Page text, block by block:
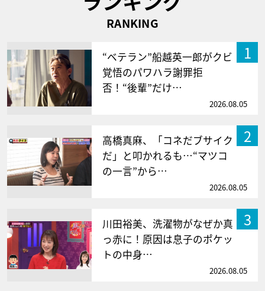
RANKING
1
“ベテラン”船越英一郎がクビ
覚悟のパワハラ謝罪拒
否！“後輩”だけ…
2026.08.05
2
高橋真麻、「コネだブサイク
だ」と叩かれるも…“マツコ
の一言”から…
2026.08.05
3
川田裕美、洗濯物がなぜか真
っ赤に！原因は息子のポケッ
トの中身…
2026.08.05